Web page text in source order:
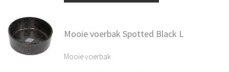
Mooie voerbak Spotted Black L
Mooie voerbak